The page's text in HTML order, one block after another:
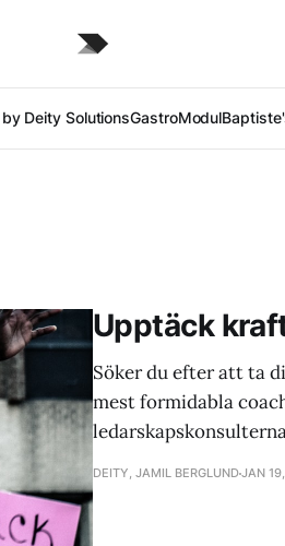
Deity SolutionsGastroModul
Upptäck
Söker du efter att ta
mest formidabla
DEITY, JAMIL BERGLUNDJAN